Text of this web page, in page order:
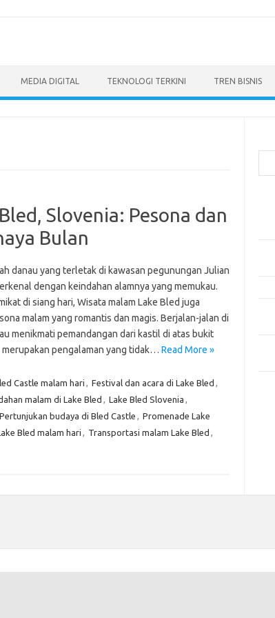
MEDIA DIGITAL TEKNOLOGI TERKINI TREN BISNIS
Slovenia: Pesona dan
Bulan
danau yang terletak di kawasan pegunungan Julian
dengan keindahan alamnya yang memukau.
di siang hari, Wisata malam Lake Bled juga
malam yang romantis dan magis. Berjalan-jalan di
menikmati pemandangan dari kastil di atas bukit
merupakan pengalaman yang tidak… Read More »
Castle malam hari , Festival dan acara di Lake Bled ,
malam di Lake Bled , Lake Bled Slovenia ,
Pertunjukan budaya di Bled Castle , Promenade Lake
Bled malam hari , Transportasi malam Lake Bled ,